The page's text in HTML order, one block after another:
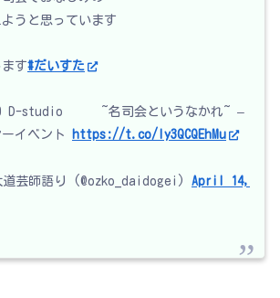
うと思っています
す#だいすた
D-studio ~名司会というなかれ~ –
イベント
https://t.co/ly3QCQEhMu
道芸師語り (@ozko_daidogei) April 14,